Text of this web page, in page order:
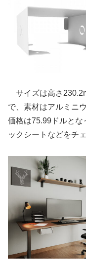
サイズは高さ
で、素材はアルミニ
価格は75.99ドルと
ックシートなどをチ